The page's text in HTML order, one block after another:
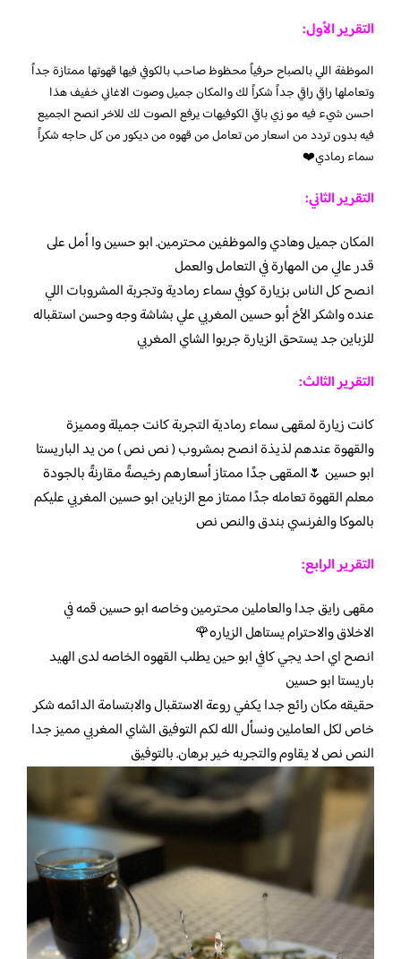
التقرير الأول:
الموظفة اللي بالصباح حرفياً محظوظ صاحب بالكوفي فيها قهوتها ممتازة جداً
وتعاملها راقي راقي جداً شكراً لك والمكان جميل وصوت الاغاني خفيف هذا
احسن شيء فيه مو زي باقي الكوفيهات يرفع الصوت لك للاخر انصح الجميع
فيه بدون تردد من اسعار من تعامل من قهوه من ديكور من كل حاجه شكراً
سماء رمادي❤️
التقرير الثاني:
المكان جميل وهادي والموظفين محترمين. ابو حسين وا أمل على
قدر عالي من المهارة في التعامل والعمل
انصح كل الناس بزيارة كوفي سماء رمادية وتجربة المشروبات اللي
عنده واشكر الأخ أبو حسين المغربي علي بشاشة وجه وحسن استقباله
للزباين جد يستحق الزيارة جربوا الشاي المغربي
التقرير الثالث:
كانت زيارة لمقهى سماء رمادية التجربة كانت جميلة ومميزة
والقهوة عندهم لذيذة انصح بمشروب ( نص نص ) من يد الباريستا
ابو حسين 🌷المقهى جدًا ممتاز أسعارهم رخيصةً مقارنةً بالجودة
معلم القهوة تعامله جدًا ممتاز مع الزباين ابو حسين المغربي عليكم
بالموكا والفرنسي بندق والنص نص
التقرير الرابع:
مقهى رايق جدا والعاملين محترمين وخاصه ابو حسين قمه في
الاخلاق والاحترام يستاهل الزياره🌹
انصح اي احد يجي كافي ابو حين يطلب القهوه الخاصه لدى الهيد
باريستا ابو حسين
حقيقه مكان رائع جدا يكفي روعة الاستقبال والابتسامة الدائمه شكر
خاص لكل العاملين ونسأل الله لكم التوفيق الشاي المغربي مميز جدا
النص نص لا يقاوم والتجربه خير برهان. بالتوفيق